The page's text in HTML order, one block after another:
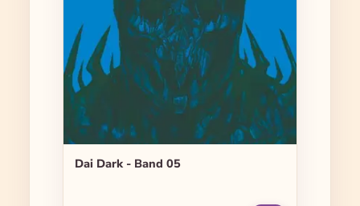
Dai Dark - Band 05